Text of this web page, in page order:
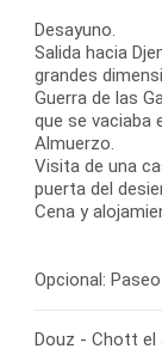
Desayuno.
Salida hacia
grandes
Guerra de las
que se vaciaba
Almuerzo.
Visita de una
puerta del
Cena y
Opcional:
Douz - Chott el